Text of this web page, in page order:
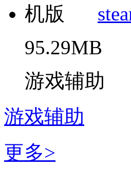
95.29MB
游戏辅助
游戏辅助
更多>